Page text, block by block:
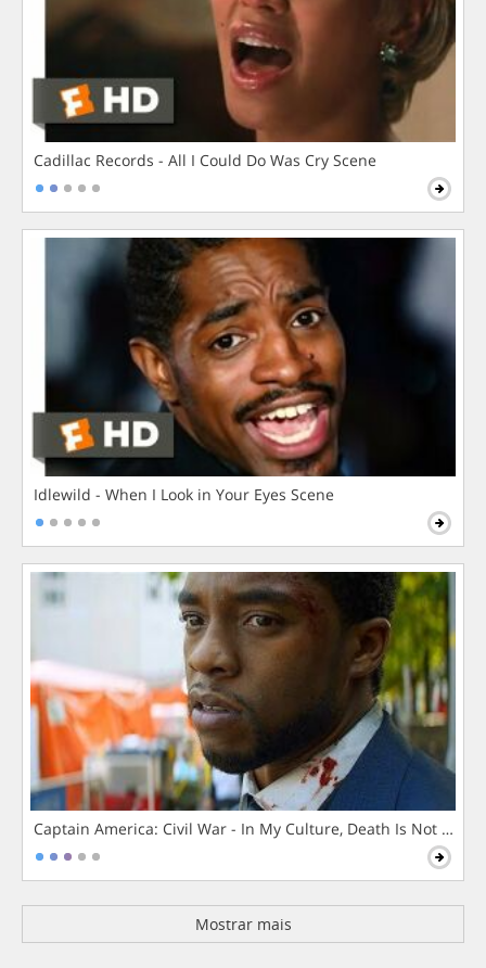
Cadillac Records - All I Could Do Was Cry Scene
Idlewild - When I Look in Your Eyes Scene
Captain America: Civil War - In My Culture, Death Is Not The
Mostrar mais